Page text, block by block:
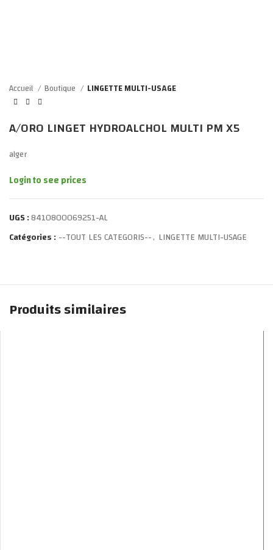
Accueil Boutique LINGETTE MULTI-USAGE
A/ORO LINGET HYDROALCHOL MULTI PM X5
alger
Login to see prices
UGS :8410800069251-AL
Catégories :--TOUT LES CATEGORIS--, LINGETTE MULTI-USAGE
Produits similaires